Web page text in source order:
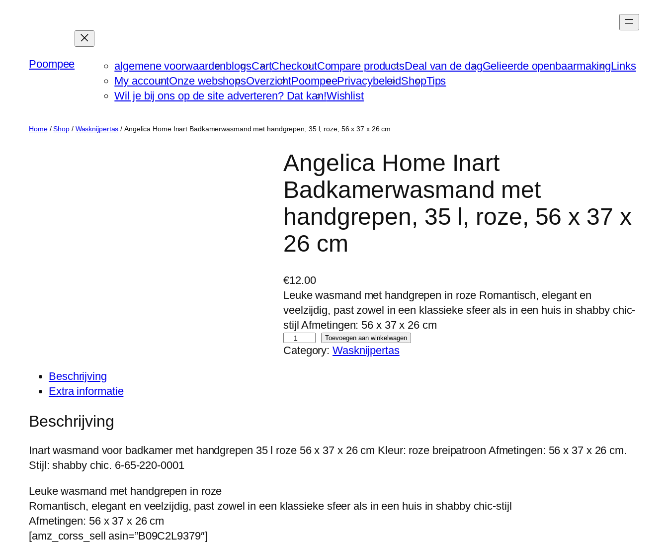
Poompee algemene voorwaardenblogsCartCheckoutCompare productsDeal van de dagGelieerde openbaarmakingLinks
My accountOnze webshopsOverzichtPoompeePrivacybeleidShopTips
Wil je bij ons op de site adverteren? Dat kan!Wishlist
Home/Shop/ Wasknijpertas / Angelica Home Inart Badkamerwasmand met handgrepen, 35 l, roze, 56 x 37 x 26 cm
Angelica Home Inart
Badkamerwasmand met
handgrepen, 35 l, roze, 56 x 37 x
26 cm
€12.00
Leuke wasmand met handgrepen in roze Romantisch, elegant en
veelzijdig, past zowel in een klassieke sfeer als in een huis in shabby chic-
stijl Afmetingen: 56 x 37 x 26 cm
A
n
e
Toevoegen aan winkelwagen
Category:Wasknijpertas
Beschrijving
Extra informatie
Beschrijving
Inart wasmand voor badkamer met handgrepen 35 l roze 56 x 37 x 26 cm Kleur: roze breipatroon Afmetingen: 56 x 37 x 26 cm.
Stijl: shabby chic. 6-65-220-0001
Leuke wasmand met handgrepen in roze
Romantisch, elegant en veelzijdig, past zowel in een klassieke sfeer als in een huis in shabby chic-stijl
Afmetingen: 56 x 37 x 26 cm
[amz_corss_sell asin=”B09C2L9379″]